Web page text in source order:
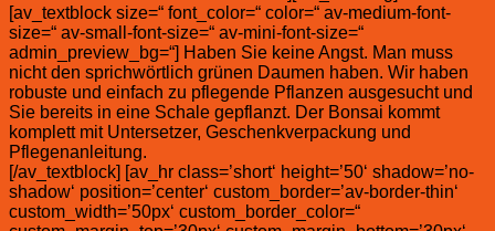
[av_textblock size=“ font_color=“ color=“ av-medium-font-
size=“ av-small-font-size=“ av-mini-font-size=“
admin_preview_bg=“] Haben Sie keine Angst. Man muss
nicht den sprichwörtlich grünen Daumen haben. Wir haben
robuste und einfach zu pflegende Pflanzen ausgesucht und
Sie bereits in eine Schale gepflanzt. Der Bonsai kommt
komplett mit Untersetzer, Geschenkverpackung und
Pflegenanleitung.
[/av_textblock] [av_hr class=’short‘ height=’50‘ shadow=’no-
shadow‘ position=’center‘ custom_border=’av-border-thin‘
custom_width=’50px‘ custom_border_color=“